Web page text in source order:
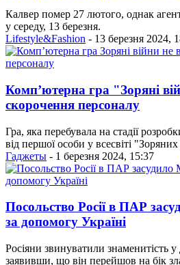
Калвер помер 27 лютого, однак
у середу, 13 березня.
Lifestyle&Fashion - 13 березня 2024,
Комп’ютерна гра "Зоряні
скорочення персоналу
Гра, яка перебувала на стадії
від першої особи у всесвіті
Гаджеты - 1 березня 2024, 15:37
Посольство Росії в ПАР
за допомогу Україні
Росіяни звинуватили знаменитість у
заявивши, що він перейшов на бік